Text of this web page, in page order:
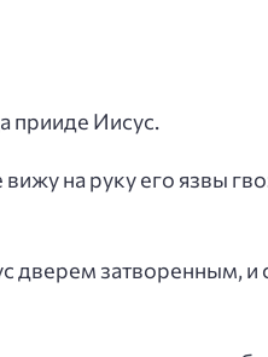
прииде Иисус.
на руку его язвы
дверем затворенным, и